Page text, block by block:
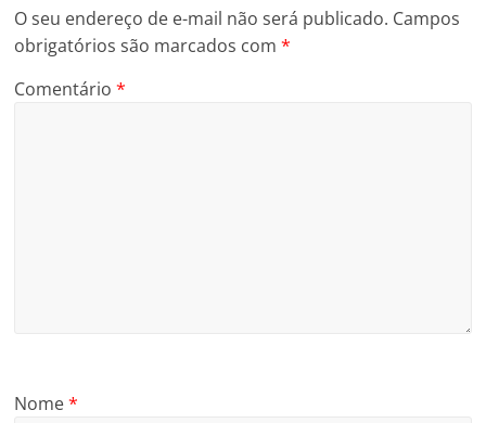
O seu endereço de e-mail não será publicado. Campos
obrigatórios são marcados com*
Comentário*
Nome*